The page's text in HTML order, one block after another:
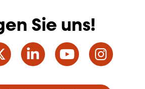
Sie uns!
TwitterLinkedInYouTube